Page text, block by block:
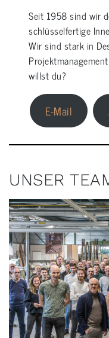
Seit 1958 sind wir
schlüsselfertige
Wir sind stark in
willst du?
E-Mail
UNSER